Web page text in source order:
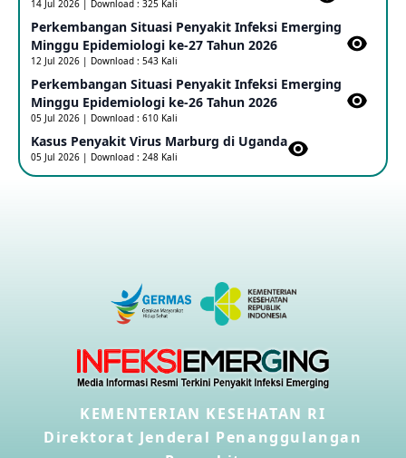
Penetapan Outbreak Penyakit Ebola di RD Kongo dan
Uganda Sebagai PHEIC
17 May 2026
Outbreak Penyakti Ebola di RD Kongo
16 May 2026
Kasus Konfirmasi A(H5NN6) di Cina
Penyakit virus Hanta di Kapal Pesiar Keberangkatan
04 May 2026
Penyakit Meningokokus di Vietnam
28 Apr 2026
14 Jul 2026 | Download : 325 Kali
Perkembangan Situasi Penyakit Infeksi Emerging
Minggu Epidemiologi ke-27 Tahun 2026
12 Jul 2026 | Download : 543 Kali
Perkembangan Situasi Penyakit Infeksi Emerging
Minggu Epidemiologi ke-26 Tahun 2026
05 Jul 2026 | Download : 610 Kali
Kasus Penyakit Virus Marburg di Uganda
05 Jul 2026 | Download : 248 Kali
KEMENTERIAN KESEHATAN RI
Direktorat Jenderal Penanggulangan